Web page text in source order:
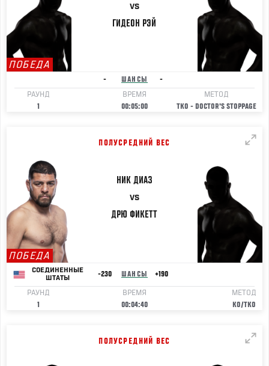
ПОБЕДА
VS
ГИДЕОН РЭЙ
- ШАНСЫ
-
РАУНД
1
ВРЕМЯ
00:05:00
МЕТОД
TKO - DOCTOR'S STOPPAGE
ПОЛУСРЕДНИЙ ВЕС
ПОБЕДА
НИК ДИАЗ
VS
ДРЮ ФИКЕТТ
СОЕДИНЕННЫЕ
ШТАТЫ
-230 ШАНСЫ +190
РАУНД
1
ВРЕМЯ
00:04:40
МЕТОД
KO/TKO
ПОЛУСРЕДНИЙ ВЕС